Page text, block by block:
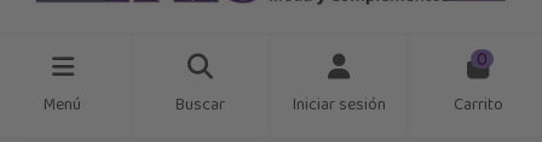
Menú Buscar Iniciar sesión
0
Carrito